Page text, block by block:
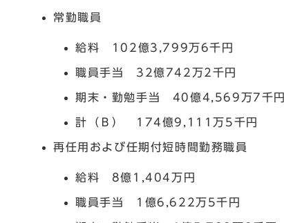
常勤職員
給料 102億3,799万6千円
職員手当 32億742万2千円
期末・勤勉手当 40億4,569万7千円
計（Ｂ） 174億9,111万5千円
再任用および任期付短時間勤務職員
給料 8億1,404万円
職員手当 1億6,622万5千円